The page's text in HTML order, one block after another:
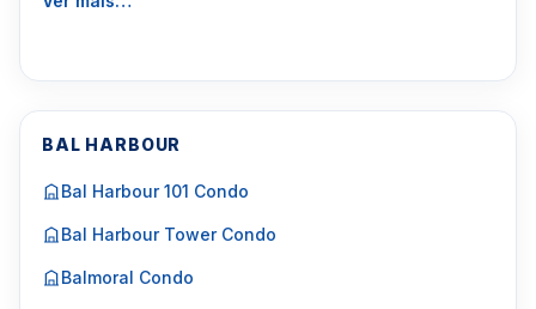
BAL HARBOUR
Bal Harbour 101 Condo
Bal Harbour Tower Condo
Balmoral Condo